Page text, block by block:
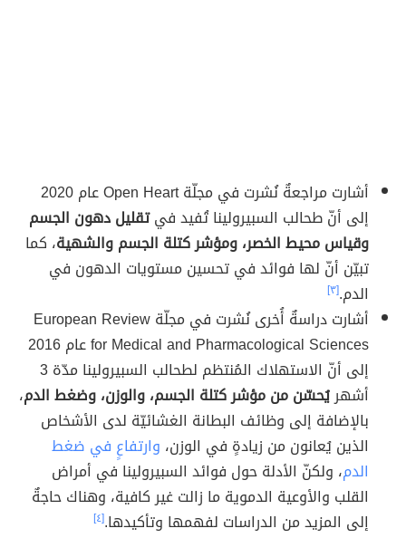
أشارت مراجعةٌ نُشرت في مجلّة Open Heart عام 2020
إلى أنّ طحالب السبيرولينا تُفيد فيتقليل دهون الجسم
وقياس محيط الخصر، ومؤشر كتلة الجسم والشهية، كما
تبيّن أنّ لها فوائد في تحسين مستويات الدهون في
الدم.[٣]
أشارت دراسةٌ أُخرى نُشرت في مجلّة European Review
for Medical and Pharmacological Sciences عام 2016
إلى أنّ الاستهلاك المُنتظم لطحالب السبيرولينا مدّة 3
أشهريُحسّن من مؤشر كتلة الجسم، والوزن، وضغط الدم،
بالإضافة إلى وظائف البطانة الغشائيّة لدى الأشخاص
الذين يُعانون من زيادةٍ في الوزن، وارتفاعٍ في ضغط
الدم، ولكنّ الأدلة حول فوائد السبيرولينا في أمراض
القلب والأوعية الدموية ما زالت غير كافية، وهناك حاجةٌ
إلى المزيد من الدراسات لفهمها وتأكيدها.[٤]